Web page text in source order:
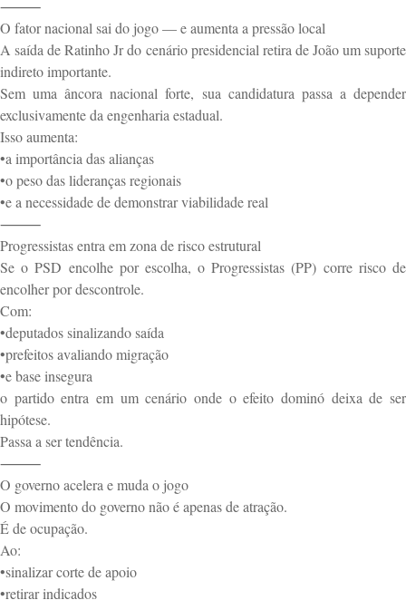
⸻
O fator nacional sai do jogo — e aumenta a pressão local
A saída de Ratinho Jr do cenário presidencial retira de João um suporte
indireto importante.
Sem uma âncora nacional forte, sua candidatura passa a depender
exclusivamente da engenharia estadual.
Isso aumenta:
•a importância das alianças
•o peso das lideranças regionais
•e a necessidade de demonstrar viabilidade real
⸻
Progressistas entra em zona de risco estrutural
Se o PSD encolhe por escolha, o Progressistas (PP) corre risco de
encolher por descontrole.
Com:
•deputados sinalizando saída
•prefeitos avaliando migração
•e base insegura
o partido entra em um cenário onde o efeito dominó deixa de ser
hipótese.
Passa a ser tendência.
⸻
O governo acelera e muda o jogo
O movimento do governo não é apenas de atração.
É de ocupação.
Ao:
•sinalizar corte de apoio
•retirar indicados